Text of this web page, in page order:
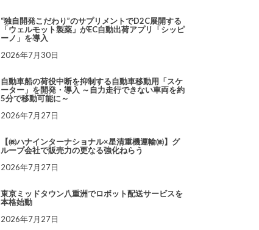
“独自開発こだわり”のサプリメントでD2C展開する
「ウェルモット製薬」がEC自動出荷アプリ「シッピ
ーノ」を導入
2026年7月30日
自動車船の荷役中断を抑制する自動車移動用「スケ
ーター」を開発・導入 ～自力走行できない車両を約
5分で移動可能に～
2026年7月27日
【㈱ハナインターナショナル×星清重機運輸㈱】グ
ループ会社で販売力の更なる強化ねらう
2026年7月27日
東京ミッドタウン八重洲でロボット配送サービスを
本格始動
2026年7月27日